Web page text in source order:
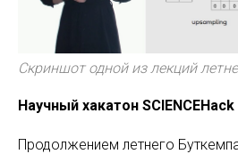
Скриншот одной из лекций
Научный хакатон SCIENCEHack
Продолжением летнего